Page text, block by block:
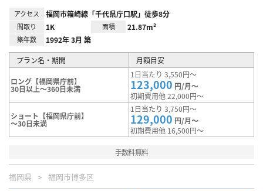
アクセス 福岡市箱崎線「千代県庁口駅」徒歩8分
間取り 1K 面積 21.87m²
築年数 1992年 3月 築
プラン名・期間 月額目安
ロング【福岡県庁前】
30日以上～360日未満
1日当たり 3,550円～
123,000 円/月～
初期費用他 22,000円～
ショート【福岡県庁前】
～30日未満
1日当たり 3,750円～
129,000 円/月～
初期費用他 16,500円～
手数料無料
福岡県 福岡市博多区